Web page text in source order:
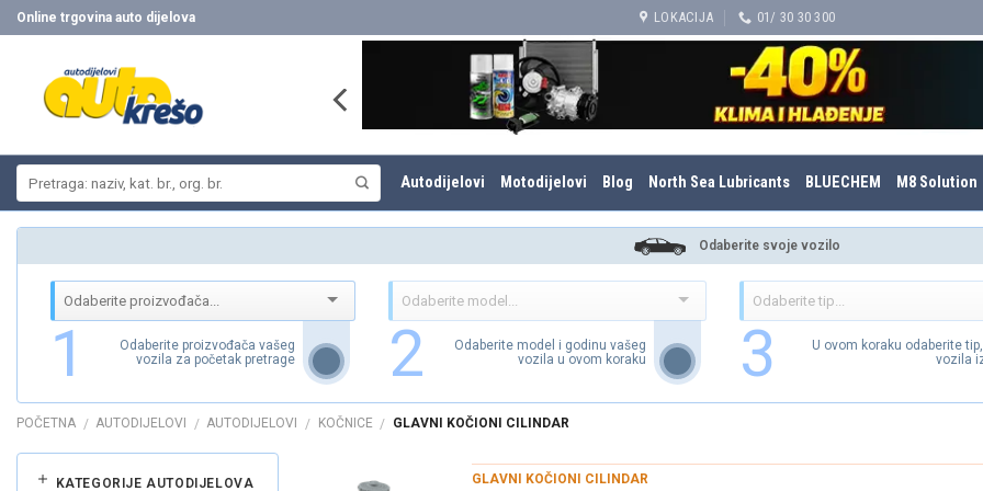
Skip
to
Online trgovina auto dijelova LOKACIJA 01/ 30 30 300
Autodijelovi Motodijelovi Blog North Sea Lubricants BLUECHEM M8 Solution
Odaberite svoje vozilo
1
Odaberite proizvođača vašeg
vozila za početak pretrage
2
Odaberite model i godinu vašeg
vozila u ovom koraku
3
U ovom koraku odaberite
vozila
POČETNA / AUTODIJELOVI / AUTODIJELOVI / KOČNICE / GLAVNI KOČIONI CILINDAR
KATEGORIJE AUTODIJELOVA GLAVNI KOČIONI CILINDAR